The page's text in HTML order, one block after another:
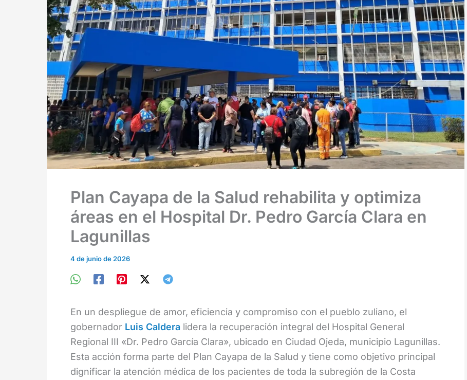
Plan Cayapa de la Salud rehabilita y optimiza
áreas en el Hospital Dr. Pedro García Clara en
Lagunillas
4 de junio de 2026
En un despliegue de amor, eficiencia y compromiso con el pueblo zuliano, el
gobernador Luis Caldera lidera la recuperación integral del Hospital General
Regional III «Dr. Pedro García Clara», ubicado en Ciudad Ojeda, municipio Lagunillas.
Esta acción forma parte del Plan Cayapa de la Salud y tiene como objetivo principal
dignificar la atención médica de los pacientes de toda la subregión de la Costa